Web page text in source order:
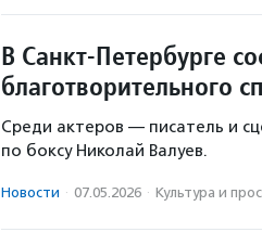
В Санкт-Петербурге
благотворительного
Среди актеров — писатель и
по боксу Николай Валуев.
Новости · 07.05.2026 · Культура и